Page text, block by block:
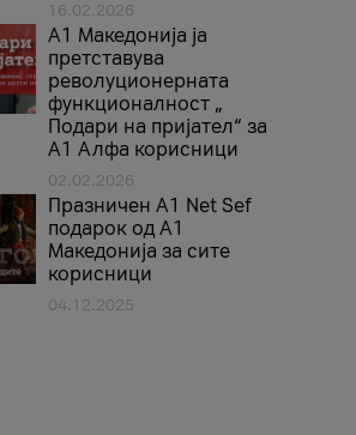
16.02.2026
А1 Македонија ја
претставува
револуционерната
функционалност „
Подари на пријател“ за
А1 Алфа корисници
02.02.2026
Празничен A1 Net Sеf
подарок од А1
Македонија за сите
корисници
04.12.2025